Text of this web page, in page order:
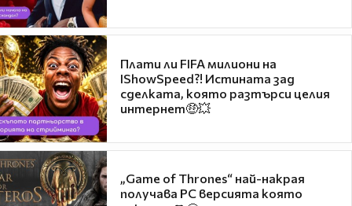
Плати ли FIFA милиони на
IShowSpeed?! Истината зад
сделката, която разтърси целия
интернет🤑💥
„Game of Thrones“ най-накрая
получава PC версията която